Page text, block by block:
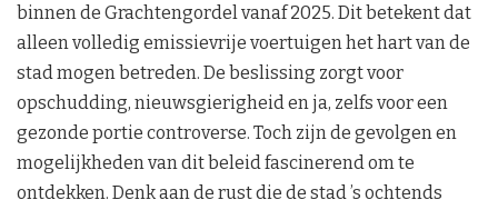
binnen de Grachtengordel vanaf 2025. Dit betekent dat
alleen volledig emissievrije voertuigen het hart van de
stad mogen betreden. De beslissing zorgt voor
opschudding, nieuwsgierigheid en ja, zelfs voor een
gezonde portie controverse. Toch zijn de gevolgen en
mogelijkheden van dit beleid fascinerend om te
ontdekken. Denk aan de rust die de stad ’s ochtends